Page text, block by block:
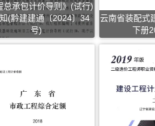
总承包计价导则》(试行)
(黔建建通〔2024〕34
号)
云南省装配式
下册